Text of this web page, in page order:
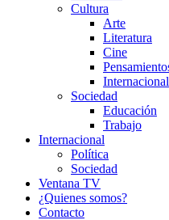
Cultura
Arte
Literatura
Cine
Internacional
Sociedad
Educación
Trabajo
Internacional
Política
Sociedad
Ventana TV
¿Quienes somos?
Contacto